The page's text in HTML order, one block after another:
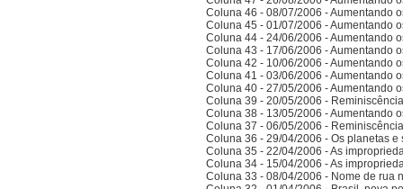
Coluna 46 - 08/07/2006 - Aumentando
Coluna 45 - 01/07/2006 - Aumentando
Coluna 44 - 24/06/2006 - Aumentando
Coluna 43 - 17/06/2006 - Aumentando
Coluna 42 - 10/06/2006 - Aumentando
Coluna 41 - 03/06/2006 - Aumentando
Coluna 40 - 27/05/2006 - Aumentando
Coluna 39 - 20/05/2006 -
Coluna 38 - 13/05/2006 - Aumentando
Coluna 37 - 06/05/2006 -
Coluna 36 - 29/04/2006 - Os planetas e
Coluna 35 - 22/04/2006 - As
Coluna 34 - 15/04/2006 - As
Coluna 33 - 08/04/2006 - Nome de rua